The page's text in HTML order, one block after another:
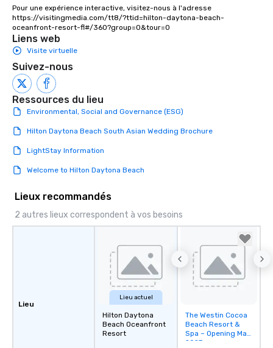
Pour une expérience interactive, visitez-nous à l'adresse
https://visitingmedia.com/tt8/?ttid=hilton-daytona-beach-
oceanfront-resort-fl#/360?group=0&tour=0
Liens web
Visite virtuelle
Suivez-nous
Ressources du lieu
Environmental, Social and Governance (ESG)
Hilton Daytona Beach South Asian Wedding Brochure
LightStay Information
Welcome to Hilton Daytona Beach
Lieux recommandés
2 autres lieux correspondent à vos besoins
Lieu
Lieu actuel
Hilton Daytona
Beach Oceanfront
Resort
Removed from
favorites
The Westin Cocoa
Beach Resort &
Spa – Opening May
2027